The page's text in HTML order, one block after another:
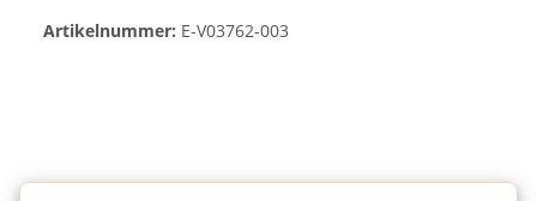
Artikelnummer: E-V03762-003